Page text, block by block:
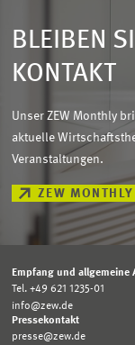
BLEIBEN
KONTAKT
Unser ZEW Monthly
aktuelle
Veranstaltungen.
ZEW
Empfang und allgemeine
Tel. +49 621 1235-01
info@zew.de
Pressekontakt
presse@zew.de